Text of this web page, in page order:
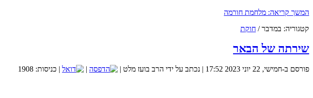
כיצד נדע שהשידוך
המשך קריאה: מלחמת חורמה
קטגוריה: במדבר/ חוקת
שירתה של הבאר
פורסם ב-חמישי, 22 יוני 2023 17:52 | נכתב על ידי הרב בועז מלט |
| | כניסות: 1908